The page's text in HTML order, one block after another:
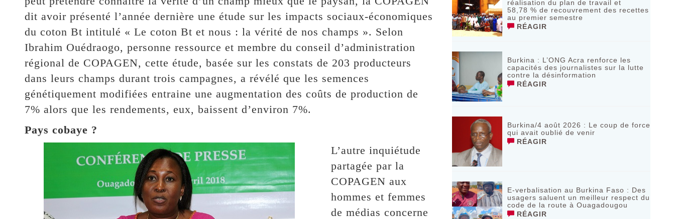
dit avoir présenté l’année dernière une étude sur les impacts sociaux-économiques
du coton Bt intitulé « Le coton Bt et nous : la vérité de nos champs ». Selon
Ibrahim Ouédraogo, personne ressource et membre du conseil d’administration
régional de COPAGEN, cette étude, basée sur les constats de 203 producteurs
dans leurs champs durant trois campagnes, a révélé que les semences
génétiquement modifiées entraine une augmentation des coûts de production de
7% alors que les rendements, eux, baissent d’environ 7%.
Pays cobaye ?
L’autre inquiétude
partagée par la
COPAGEN aux
hommes et femmes
de médias concerne
réalisation du plan de travail et
58,78 % de recouvrement des recettes
au premier semestre
RÉAGIR
Burkina : L’ONG Acra renforce les
capacités des journalistes sur la lutte
contre la désinformation
RÉAGIR
Burkina/4 août 2026 : Le coup de force
qui avait oublié de venir
RÉAGIR
E-verbalisation au Burkina Faso : Des
usagers saluent un meilleur respect du
code de la route à Ouagadougou
RÉAGIR